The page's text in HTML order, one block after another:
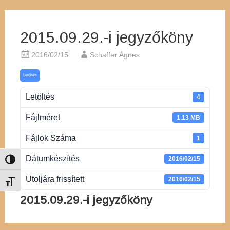
Nagy kontraszt váltása
Betűméret váltása
2015.09.29.-i jegyzőköny
2016/02/15 Schaffer Ágnes
Letöltés
Letöltés 4
Fájlméret 1.13 MB
Fájlok Száma 1
Dátumkészítés 2016/02/15
Utoljára frissített 2016/02/15
2015.09.29.-i jegyzőköny